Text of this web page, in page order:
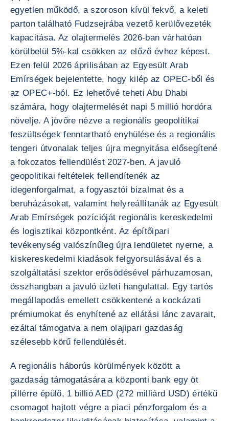
egyetlen működő, a szoroson kívül fekvő, a keleti
parton található Fudzsejrába vezető kerülővezeték
kapacitása. Az olajtermelés 2026-ban várhatóan
körülbelül 5%-kal csökken az előző évhez képest.
Ezen felül 2026 áprilisában az Egyesült Arab
Emírségek bejelentette, hogy kilép az OPEC-ből és
az OPEC+-ból. Ez lehetővé teheti Abu Dhabi
számára, hogy olajtermelését napi 5 millió hordóra
növelje. A jövőre nézve a regionális geopolitikai
feszültségek fenntartható enyhülése és a regionális
tengeri útvonalak teljes újra megnyitása elősegítené
a fokozatos fellendülést 2027-ben. A javuló
geopolitikai feltételek fellendítenék az
idegenforgalmat, a fogyasztói bizalmat és a
beruházásokat, valamint helyreállítanák az Egyesült
Arab Emírségek pozícióját regionális kereskedelmi
és logisztikai központként. Az építőipari
tevékenység valószínűleg újra lendületet nyerne, a
kiskereskedelmi kiadások felgyorsulásával és a
szolgáltatási szektor erősödésével párhuzamosan,
összhangban a javuló üzleti hangulattal. Egy tartós
megállapodás emellett csökkentené a kockázati
prémiumokat és enyhítené az ellátási lánc zavarait,
ezáltal támogatva a nem olajipari gazdaság
szélesebb körű fellendülését.
A regionális háborús körülmények között a
gazdaság támogatására a központi bank egy öt
pillérre épülő, 1 billió AED (272 milliárd USD) értékű
csomagot hajtott végre a piaci pénzforgalom és a